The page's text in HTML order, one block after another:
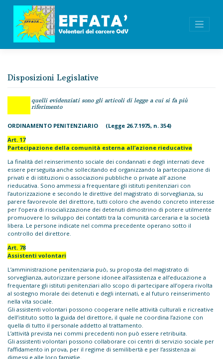
content
Disposizioni Legislative
quelli evidenziati sono gli articoli di legge a cui si fa più
riferimento
ORDINAMENTO PENITENZIARIO (Legge 26.7.1975, n. 354)
Art. 17
Partecipazione della comunità esterna all’azione rieducativa
La finalità del reinserimento sociale dei condannati e degli internati deve
essere perseguita anche sollecitando ed organizzando la partecipazione di
privati e di istituzioni o associazioni pubbliche o private all’ azione
rieducativa. Sono ammessi a frequentare gli istituti penitenziari con
l’autorizzazione e secondo le direttive del magistrato di sorveglianza, su
parere favorevole del direttore, tutti coloro che avendo concreto interesse
per l’opera di risocializzazione dei detenuti dimostrino di potere utilmente
promuovere lo sviluppo dei contatti tra la comunità carceraria e la società
libera. Le persone indicate nel comma precedente operano sotto il
controllo del direttore.
Art. 78
Assistenti volontari
L’amministrazione penitenziaria può, su proposta del magistrato di
sorveglianza, autorizzare persone idonee all’assistenza e all’educazione a
frequentare gli istituti penitenziari allo scopo di partecipare all’opera rivolta
al sostegno morale dei detenuti e degli internati, e al futuro reinserimento
nella vita sociale.
Gli assistenti volontari possono cooperare nelle attività culturali e ricreative
dell’istituto sotto la guida del direttore, il quale ne coordina l’azione con
quella di tutto il personale addetto al trattamento.
L’attività prevista nei commi precedenti non può essere retribuita.
Gli assistenti volontari possono collaborare coi centri di servizio sociale per
l’affidamento in prova, per il regime di semilibertà e per l’assistenza ai
dimessi e alle loro famiglie.